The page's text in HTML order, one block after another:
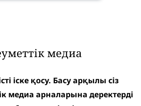
медиа
іске қосу. Басу арқылы сіз
медиа арналарына деректерді